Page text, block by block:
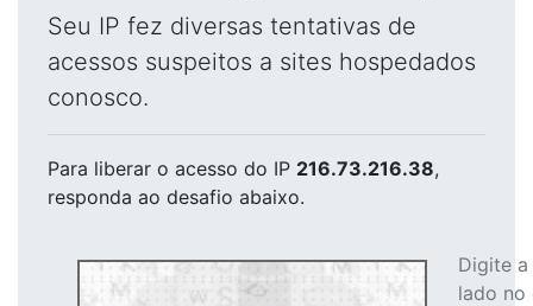
Seu IP fez diversas tentativas de
acessos suspeitos a sites hospedados
conosco.
Para liberar o acesso do IP 216.73.216.38,
responda ao desafio abaixo.
Digite
lado no